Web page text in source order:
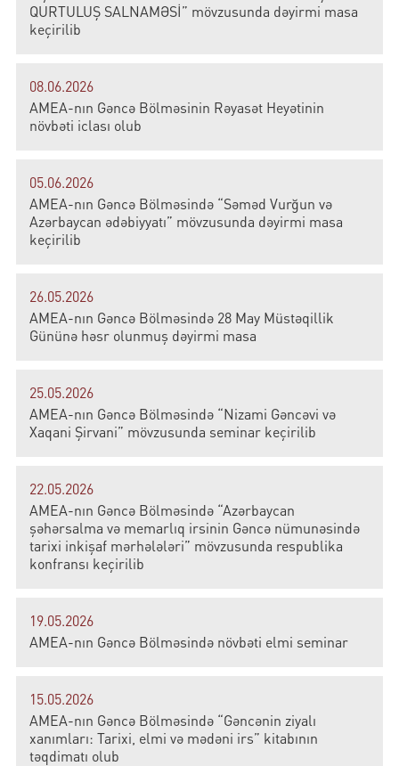
QURTULUŞ SALNAMƏSİ” mövzusunda dəyirmi masa
keçirilib
08.06.2026
AMEA-nın Gəncə Bölməsinin Rəyasət Heyətinin
növbəti iclası olub
05.06.2026
AMEA-nın Gəncə Bölməsində “Səməd Vurğun və
Azərbaycan ədəbiyyatı” mövzusunda dəyirmi masa
keçirilib
26.05.2026
AMEA-nın Gəncə Bölməsində 28 May Müstəqillik
Gününə həsr olunmuş dəyirmi masa
25.05.2026
AMEA-nın Gəncə Bölməsində “Nizami Gəncəvi və
Xaqani Şirvani” mövzusunda seminar keçirilib
22.05.2026
AMEA-nın Gəncə Bölməsində “Azərbaycan
şəhərsalma və memarlıq irsinin Gəncə nümunəsində
tarixi inkişaf mərhələləri” mövzusunda respublika
konfransı keçirilib
19.05.2026
AMEA-nın Gəncə Bölməsində növbəti elmi seminar
15.05.2026
AMEA-nın Gəncə Bölməsində “Gəncənin ziyalı
xanımları: Tarixi, elmi və mədəni irs” kitabının
təqdimatı olub